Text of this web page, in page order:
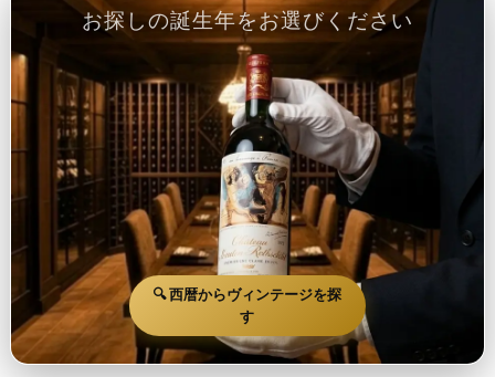
お探しの誕生年をお選びください
🔍 西暦からヴィンテージを探
す